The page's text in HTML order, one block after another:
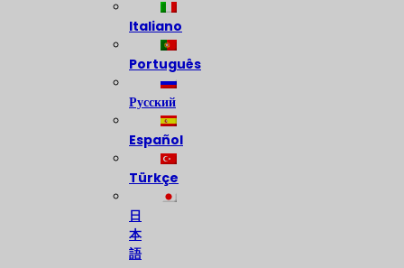
Italiano
Português
Русский
Español
Türkçe
日
本
語